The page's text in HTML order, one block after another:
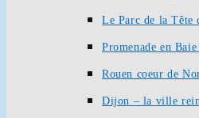
Le Parc de la Tête
Promenade en
Rouen coeur de
Dijon – la ville